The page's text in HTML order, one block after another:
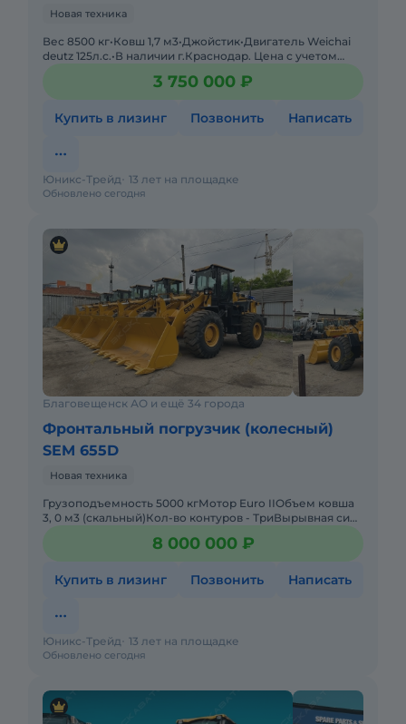
Новая техника
Вес 8500 кг•Ковш 1,7 м3•Джойстик•Двигатель Weichai
deutz 125л.с.•В наличии г.Краснодар. Цена с учетом
3 750 000 ₽
Купить в лизинг Позвонить Написать
Обновлено сегодня
Юникс-Трейд 13 лет на площадке
Благовещенск АО и ещё 34 города
Фронтальный погрузчик (колесный)
SEM 655D
Новая техника
Грузоподъемность 5000 кгМотор Euro IIОбъем ковша
3, 0 м3 (скальный)Кол-во контуров - ТриВырывная сила
8 000 000 ₽
Купить в лизинг Позвонить Написать
Обновлено сегодня
Юникс-Трейд 13 лет на площадке